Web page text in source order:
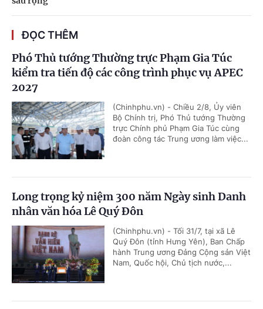
ĐỌC THÊM
Phó Thủ tướng Thường trực Phạm Gia Túc
kiểm tra tiến độ các công trình phục vụ APEC
2027
(Chinhphu.vn) - Chiều 2/8, Ủy viên
Bộ Chính trị, Phó Thủ tướng Thường
trực Chính phủ Phạm Gia Túc cùng
đoàn công tác Trung ương làm việc...
Long trọng kỷ niệm 300 năm Ngày sinh Danh
nhân văn hóa Lê Quý Đôn
(Chinhphu.vn) - Tối 31/7, tại xã Lê
Quý Đôn (tỉnh Hưng Yên), Ban Chấp
hành Trung ương Đảng Cộng sản Việt
Nam, Quốc hội, Chủ tịch nước,...